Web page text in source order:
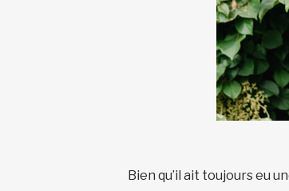
Bien qu’il ait toujours eu